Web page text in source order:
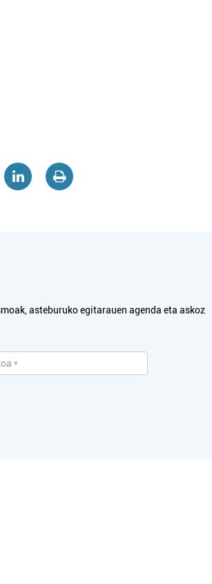
asteburuko egitarauen agenda eta askoz